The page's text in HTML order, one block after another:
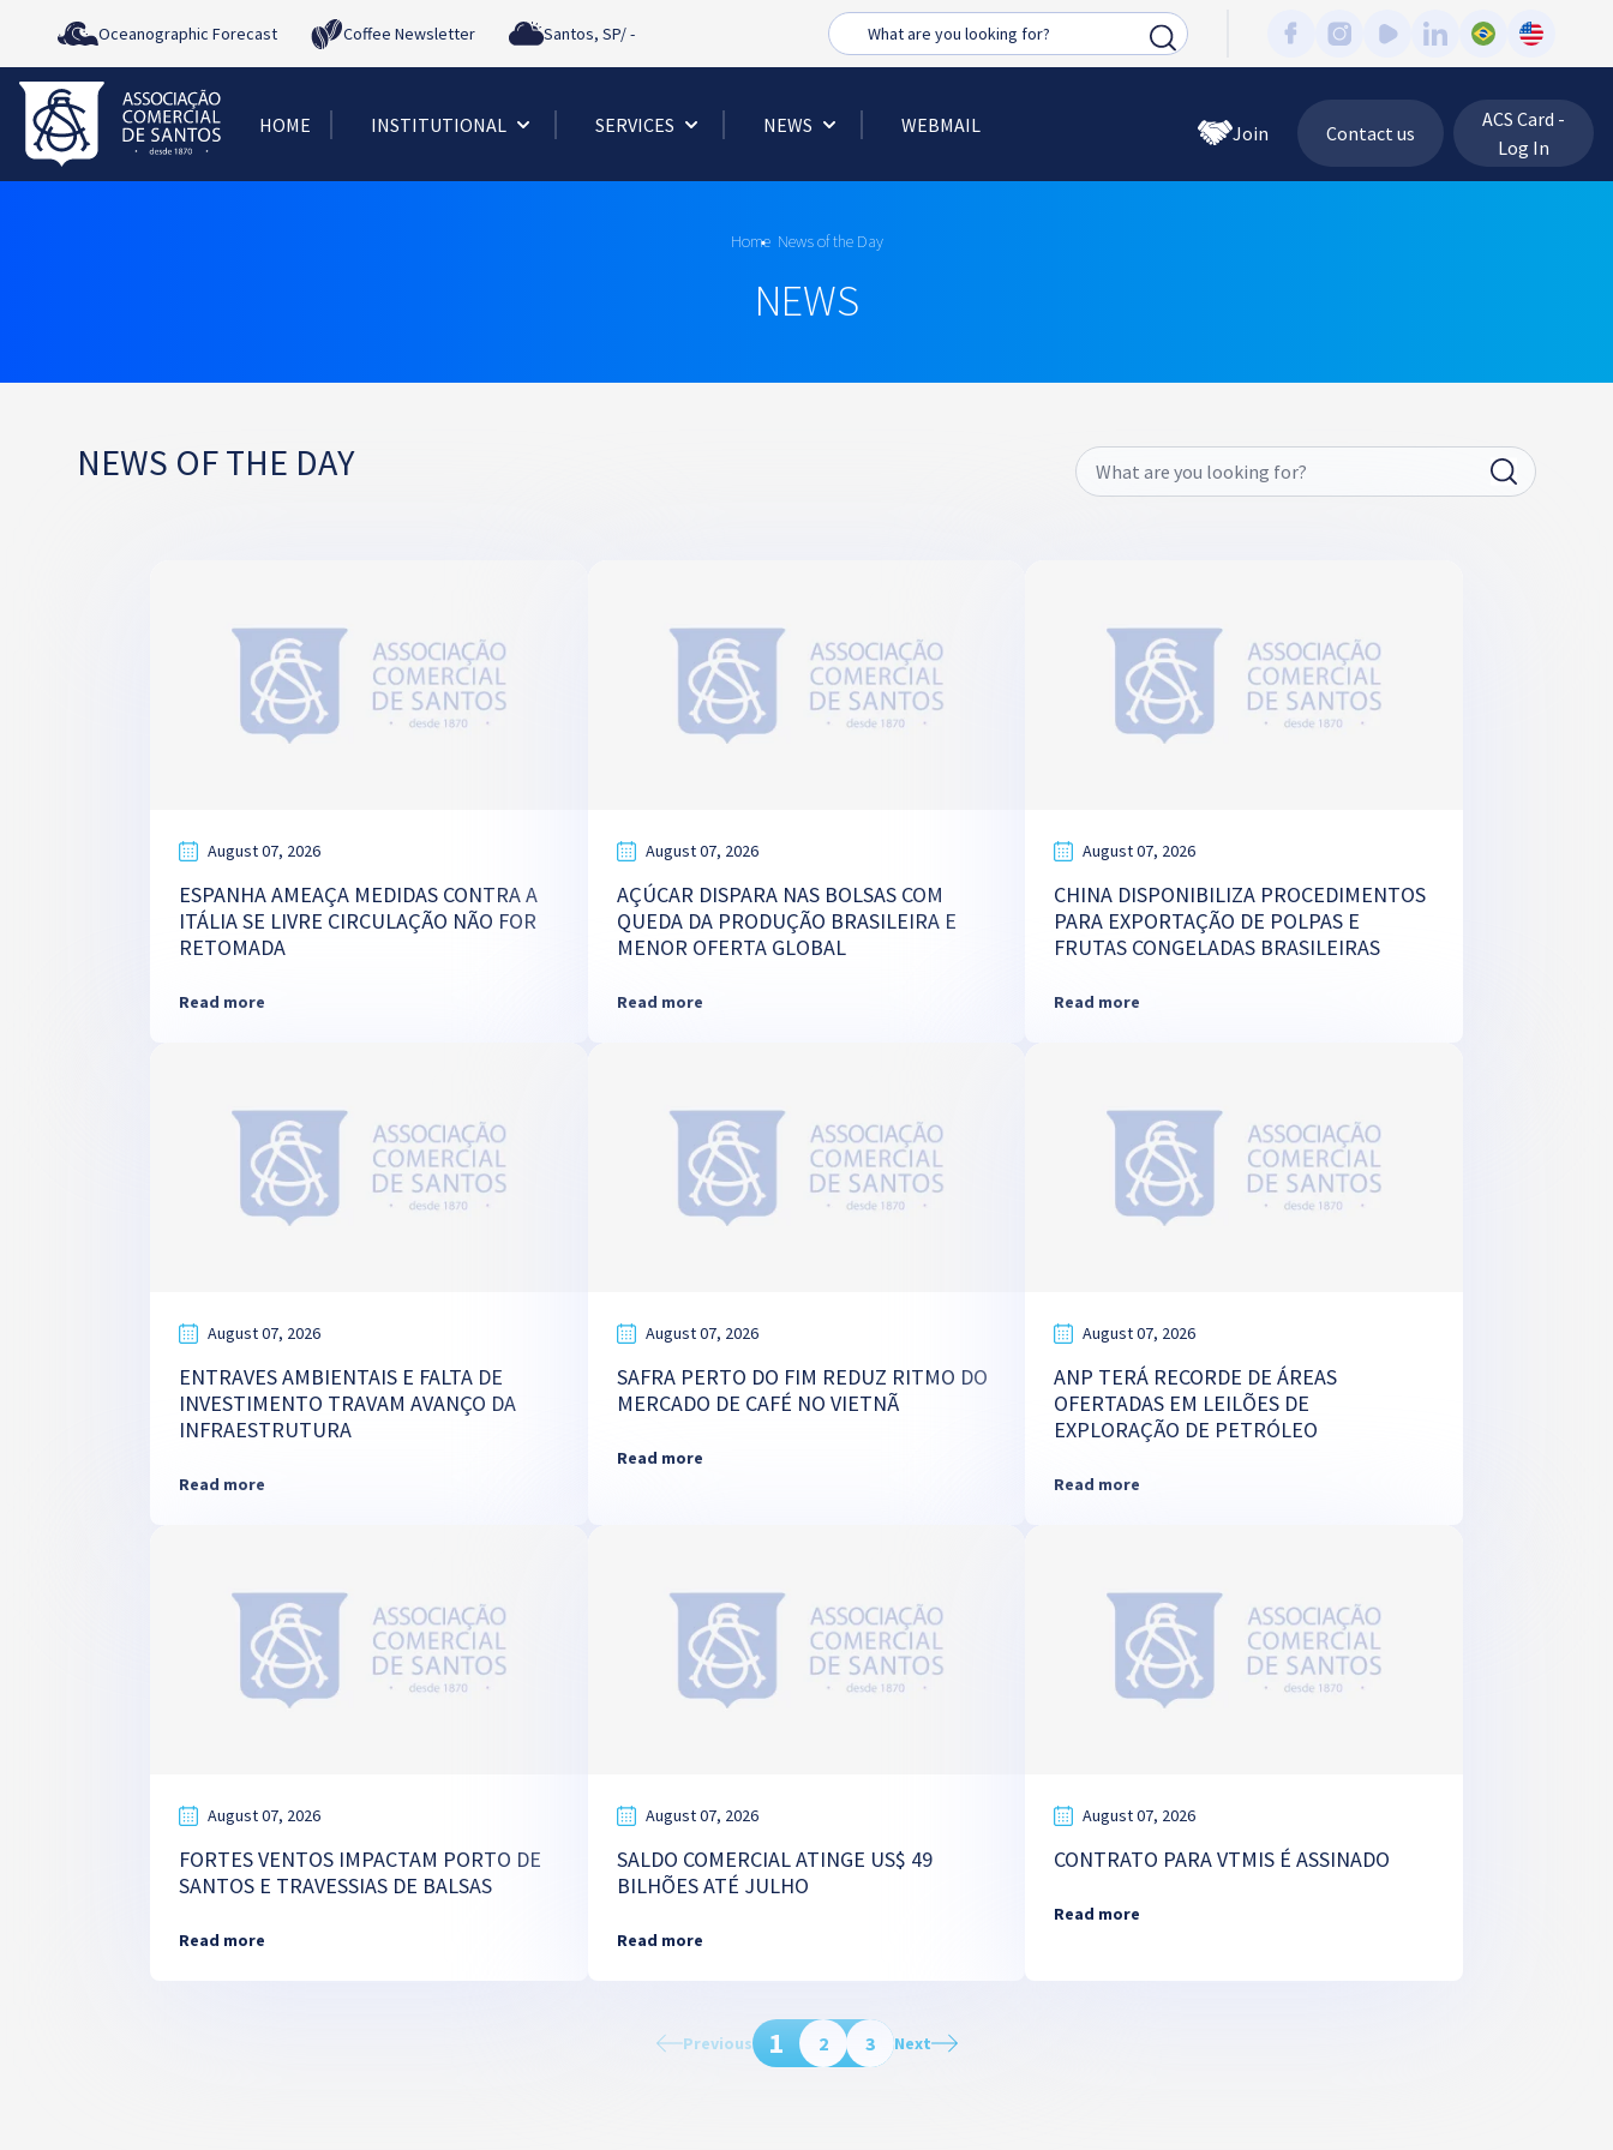
Oceanographic Forecast Coffee Newsletter Santos, SP/- Busca
HOME INSTITUTIONAL SERVICES NEWS WEBMAIL Join Contact us
ACS Card -
Log In
Home News of the Day
NEWS
NEWS OF THE DAY
August 07, 2026
ESPANHA AMEAÇA MEDIDAS CONTRA A
ITÁLIA SE LIVRE CIRCULAÇÃO NÃO FOR
RETOMADA
Read more
August 07, 2026
AÇÚCAR DISPARA NAS BOLSAS COM
QUEDA DA PRODUÇÃO BRASILEIRA E
MENOR OFERTA GLOBAL
Read more
August 07, 2026
CHINA DISPONIBILIZA PROCEDIMENTOS
PARA EXPORTAÇÃO DE POLPAS E
FRUTAS CONGELADAS BRASILEIRAS
Read more
August 07, 2026
ENTRAVES AMBIENTAIS E FALTA DE
INVESTIMENTO TRAVAM AVANÇO DA
INFRAESTRUTURA
Read more
August 07, 2026
SAFRA PERTO DO FIM REDUZ RITMO DO
MERCADO DE CAFÉ NO VIETNÃ
Read more
August 07, 2026
ANP TERÁ RECORDE DE ÁREAS
OFERTADAS EM LEILÕES DE
EXPLORAÇÃO DE PETRÓLEO
Read more
August 07, 2026
FORTES VENTOS IMPACTAM PORTO DE
SANTOS E TRAVESSIAS DE BALSAS
Read more
August 07, 2026
SALDO COMERCIAL ATINGE US$ 49
BILHÕES ATÉ JULHO
Read more
August 07, 2026
CONTRATO PARA VTMIS É ASSINADO
Read more
Previous 1 2 3 Next